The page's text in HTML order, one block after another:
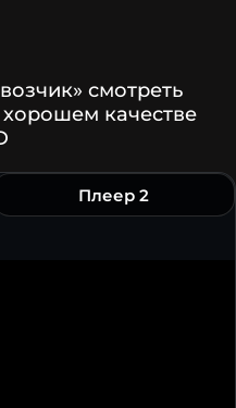
смотреть
качестве
Плеер 2